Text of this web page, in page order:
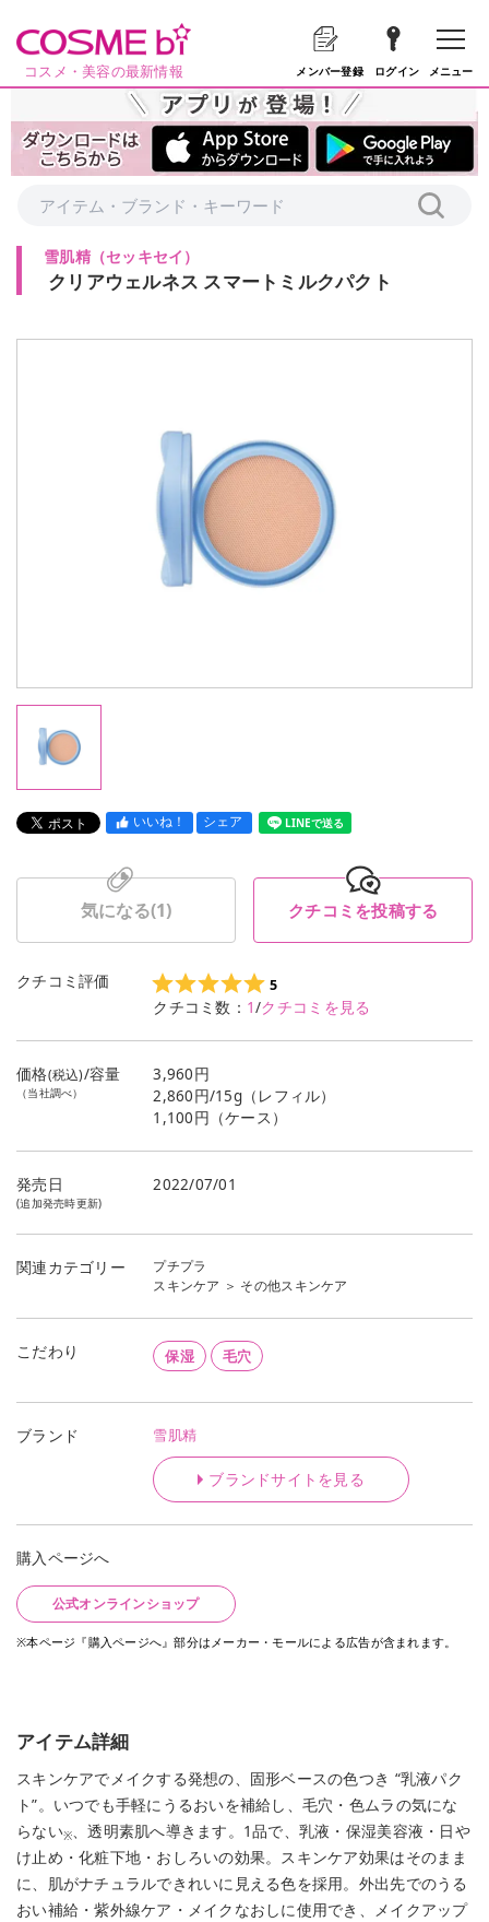
コスメ・美容の最新情報 メンバー登録 ログイン メニュー
雪肌精（セッキセイ ）
クリアウェルネス スマートミルクパクト
いいね！ シェア LINEで送る
気になる(1) クチコミを投稿する
クチコミ評価 5
クチコミ数： 1/クチコミを見る
価格(税込)/容量
（当社調べ）
3,960円
2,860円/15g（レフィル）
1,100円（ケース）
発売日
(追加発売時更新)
2022/07/01
関連カテゴリー
プチプラ
スキンケア ＞ その他スキンケア
こだわり 保湿 毛穴
ブランド 雪肌精
ブランドサイトを見る
購入ページへ
公式オンラインショップ
※本ページ『購入ページへ』部分はメーカー・モールによる広告が含まれます。
アイテム詳細
スキンケアでメイクする発想の、固形ベースの色つき “乳液パク
ト”。いつでも手軽にうるおいを補給し、毛穴・色ムラの気にな
らない※、透明素肌へ導きます。1品で、乳液・保湿美容液・日や
け止め・化粧下地・おしろいの効果。スキンケア効果はそのまま
に、肌がナチュラルできれいに見える色を採用。外出先でのうる
おい補給・紫外線ケア・メイクなおしに使用でき、メイクアップ